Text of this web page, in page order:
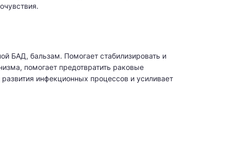
БАД, бальзам. Помогает стабилизировать и
помогает предотвратить раковые
инфекционных процессов и усиливает